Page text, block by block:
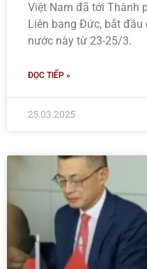
Việt Nam đã tới Thành
Liên bang Đức, bắt
nước này từ 23-25/3.
ĐỌC TIẾP »
25.03.2025